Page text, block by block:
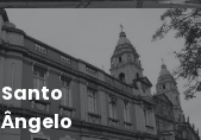
Santo
Ângelo